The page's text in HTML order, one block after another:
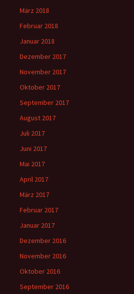
März 2018
Februar 2018
Januar 2018
Dezember 2017
November 2017
Oktober 2017
September 2017
August 2017
Juli 2017
Juni 2017
Mai 2017
April 2017
März 2017
Februar 2017
Januar 2017
Dezember 2016
November 2016
Oktober 2016
September 2016